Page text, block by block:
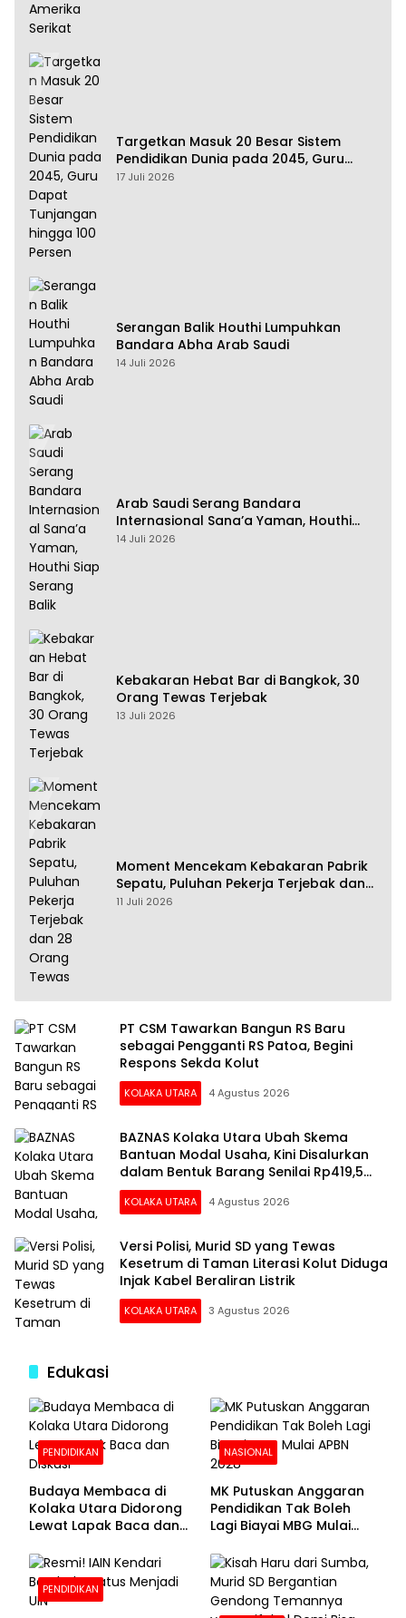
Targetkan Masuk 20 Besar Sistem
Pendidikan Dunia pada 2045, Guru
Dapat Tunjangan hingga 100 Persen
17 Juli 2026
Serangan Balik Houthi Lumpuhkan
Bandara Abha Arab Saudi
14 Juli 2026
Arab Saudi Serang Bandara
Internasional Sana’a Yaman, Houthi
Siap Serang Balik
14 Juli 2026
Kebakaran Hebat Bar di Bangkok, 30
Orang Tewas Terjebak
13 Juli 2026
Moment Mencekam Kebakaran Pabrik
Sepatu, Puluhan Pekerja Terjebak dan
28 Orang Tewas
11 Juli 2026
PT CSM Tawarkan Bangun RS Baru
sebagai Pengganti RS Patoa, Begini
Respons Sekda Kolut
KOLAKA UTARA 4 Agustus 2026
BAZNAS Kolaka Utara Ubah Skema
Bantuan Modal Usaha, Kini Disalurkan
dalam Bentuk Barang Senilai Rp419,5
Juta
KOLAKA UTARA 4 Agustus 2026
Versi Polisi, Murid SD yang Tewas
Kesetrum di Taman Literasi Kolut Diduga
Injak Kabel Beraliran Listrik
KOLAKA UTARA 3 Agustus 2026
Edukasi
PENDIDIKAN
Budaya Membaca di
Kolaka Utara Didorong
Lewat Lapak Baca dan
NASIONAL
MK Putuskan Anggaran
Pendidikan Tak Boleh
Lagi Biayai MBG Mulai
PENDIDIKAN